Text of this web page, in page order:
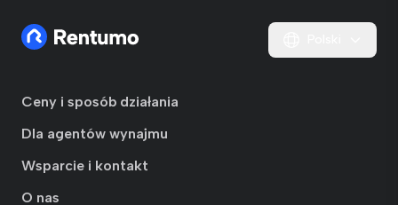
Ceny i sposób działania
Dla agentów wynajmu
Wsparcie i kontakt
O nas